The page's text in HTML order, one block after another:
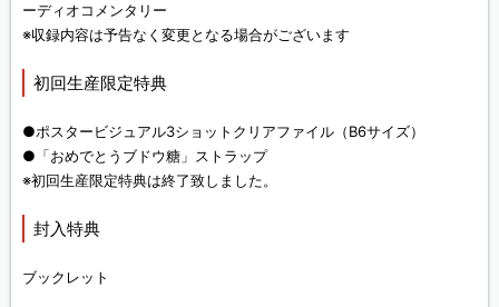
ーディオコメンタリー
※収録内容は予告なく変更となる場合がございます
初回生産限定特典
●ポスタービジュアル3ショットクリアファイル（B6サイズ）
●「おめでとうブドウ糖」ストラップ
※初回生産限定特典は終了致しました。
封入特典
ブックレット